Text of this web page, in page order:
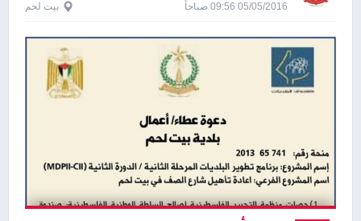
05/05/2016 09:56 صباحاً بيت لحم